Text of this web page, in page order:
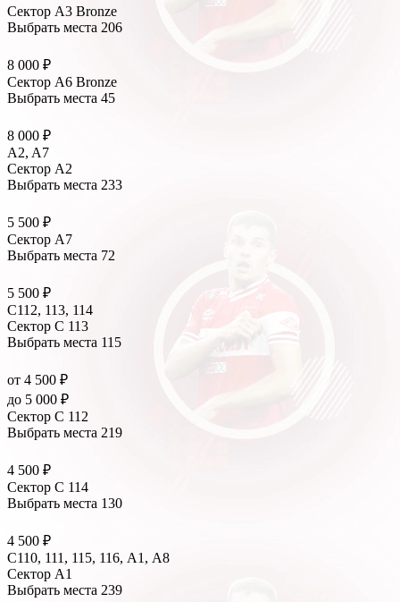
Сектор А3 Bronze
Выбрать места 206
8 000 ₽
Сектор А6 Bronze
Выбрать места 45
8 000 ₽
A2, A7
Сектор А2
Выбрать места 233
5 500 ₽
Сектор А7
Выбрать места 72
5 500 ₽
С112, 113, 114
Сектор C 113
Выбрать места 115
от 4 500 ₽
до 5 000 ₽
Сектор C 112
Выбрать места 219
4 500 ₽
Сектор C 114
Выбрать места 130
4 500 ₽
C110, 111, 115, 116, А1, A8
Сектор A1
Выбрать места 239